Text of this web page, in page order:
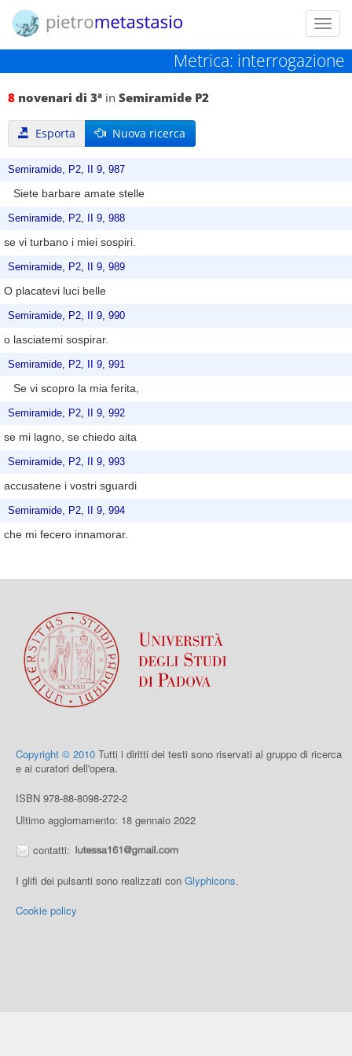
Metrica: interrogazione
8 novenari di 3ª in Semiramide P2
Esporta Nuova ricerca
Semiramide, P2, II 9, 987
Siete barbare amate stelle
Semiramide, P2, II 9, 988
se vi turbano i miei sospiri.
Semiramide, P2, II 9, 989
O placatevi luci belle
Semiramide, P2, II 9, 990
o lasciatemi sospirar.
Semiramide, P2, II 9, 991
Se vi scopro la mia ferita,
Semiramide, P2, II 9, 992
se mi lagno, se chiedo aita
Semiramide, P2, II 9, 993
accusatene i vostri sguardi
Semiramide, P2, II 9, 994
che mi fecero innamorar.
Copyright © 2010 Tutti i diritti dei testi sono riservati al gruppo di ricerca
e ai curatori dell'opera.
ISBN 978-88-8098-272-2
Ultimo aggiornamento: 18 gennaio 2022
contatti:
I glifi dei pulsanti sono realizzati con Glyphicons.
Cookie policy